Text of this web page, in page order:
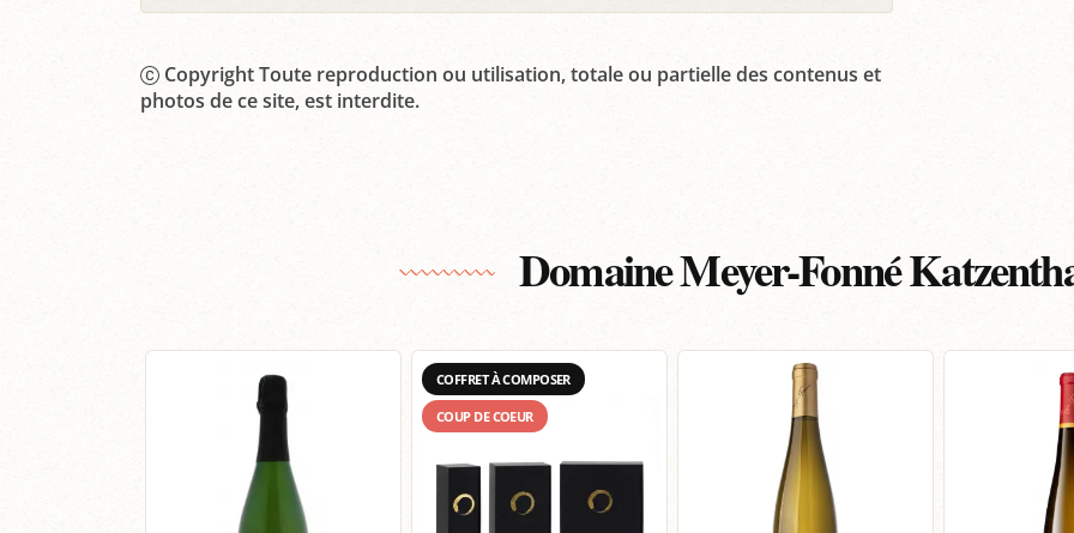
Copyright Toute reproduction ou utilisation, totale ou partielle des contenus et
photos de ce site, est interdite.
Domaine Meyer-Fonné
COFFRET À COMPOSER
COUP DE COEUR